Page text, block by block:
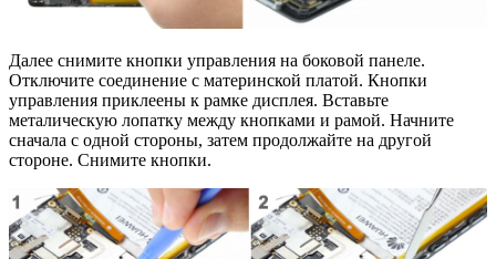
Далее снимите кнопки управления на боковой панеле.
Отключите соединение с материнской платой. Кнопки
управления приклеены к рамке дисплея. Вставьте
металическую лопатку между кнопками и рамой. Начните
сначала с одной стороны, затем продолжайте на другой
стороне. Снимите кнопки.